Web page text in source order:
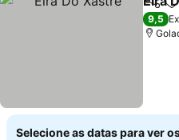
9,5
Selecione as datas para ver